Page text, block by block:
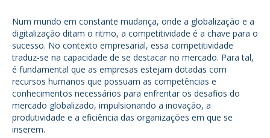
Num mundo em constante mudança, onde a globalização e a
digitalização ditam o ritmo, a competitividade é a chave para o
sucesso. No contexto empresarial, essa competitividade
traduz-se na capacidade de se destacar no mercado. Para tal,
é fundamental que as empresas estejam dotadas com
recursos humanos que possuam as competências e
conhecimentos necessários para enfrentar os desafios do
mercado globalizado, impulsionando a inovação, a
produtividade e a eficiência das organizações em que se
inserem.